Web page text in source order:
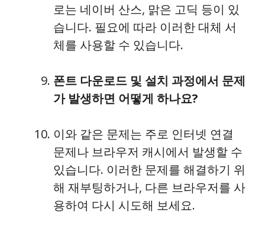
로는 네이버 산스, 맑은 고딕 등이 있
습니다. 필요에 따라 이러한 대체 서
체를 사용할 수 있습니다.
폰트 다운로드 및 설치 과정에서 문제
가 발생하면 어떻게 하나요?
이와 같은 문제는 주로 인터넷 연결
문제나 브라우저 캐시에서 발생할 수
있습니다. 이러한 문제를 해결하기 위
해 재부팅하거나, 다른 브라우저를 사
용하여 다시 시도해 보세요.